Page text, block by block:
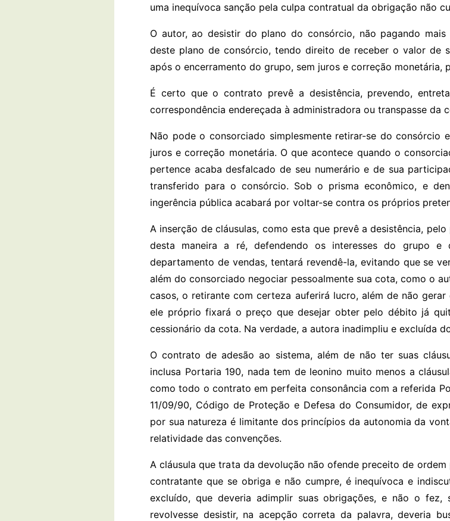
uma inequívoca sanção pela culpa contratual da obrigação não
O autor, ao desistir do plano do consórcio, não pagando
deste plano de consórcio, tendo direito de receber o valor de
após o encerramento do grupo, sem juros e correção monetária,
É certo que o contrato prevê a desistência, prevendo,
correspondência endereçada à administradora ou transpasse da
Não pode o consorciado simplesmente retirar-se do consórcio
juros e correção monetária. O que acontece quando o
pertence acaba desfalcado de seu numerário e de sua
transferido para o consórcio. Sob o prisma econômico, e
ingerência pública acabará por voltar-se contra os próprios
A inserção de cláusulas, como esta que prevê a desistência,
desta maneira a ré, defendendo os interesses do grupo e
departamento de vendas, tentará revendê-la, evitando que se
além do consorciado negociar pessoalmente sua cota, como o
casos, o retirante com certeza auferirá lucro, além de não
ele próprio fixará o preço que desejar obter pelo débito já
cessionário da cota. Na verdade, a autora inadimpliu e excluída
O contrato de adesão ao sistema, além de não ter suas
inclusa Portaria 190, nada tem de leonino muito menos a
como todo o contrato em perfeita consonância com a referida
11/09/90, Código de Proteção e Defesa do Consumidor, de
por sua natureza é limitante dos princípios da autonomia da
relatividade das convenções.
A cláusula que trata da devolução não ofende preceito de
contratante que se obriga e não cumpre, é inequívoca e
excluído, que deveria adimplir suas obrigações, e não o
revolvesse desistir, na acepção correta da palavra, deveria